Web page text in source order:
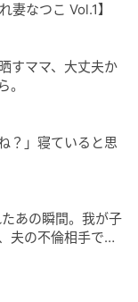
切」と美容師
です。
乳は、もともと
たコーヒーは
の育毛剤をシュ
。
くすると血流
という話でし
妻なつこ Vol.1】
すママ、大丈夫か
。
？」寝ていると思
あの瞬間。我が子
夫の不倫相手でし